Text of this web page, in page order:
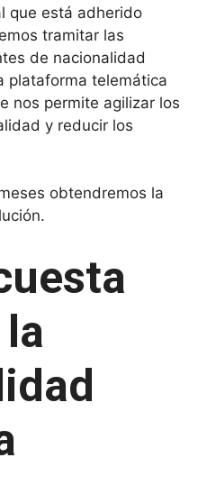
que está adherido
tramitar las
de nacionalidad
plataforma telemática
nos permite agilizar los
y reducir los
obtendremos la